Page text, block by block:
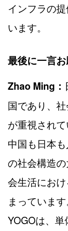
インフラの
います。
最後に一言
Zhao Ming：
国であり、
が重視され
中国も日本
の社会構造
会生活にお
まっています
YOGOは、